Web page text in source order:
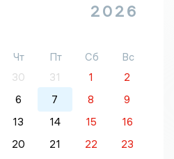
2026
Чт Пт Сб
Вс
30 31 1
2
6 7 8
9
13 14 15
16
20 21 22
23